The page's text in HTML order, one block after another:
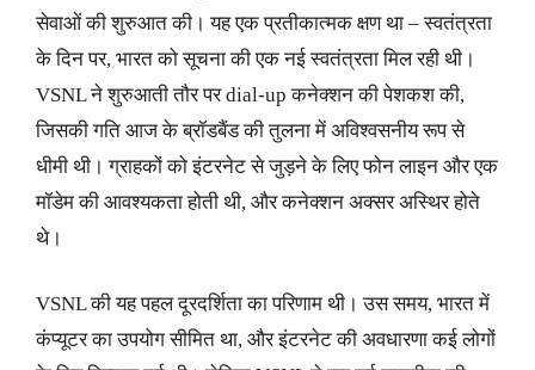
सेवाओं की शुरुआत की। यह एक प्रतीकात्मक क्षण था – स्वतंत्रता
के दिन पर, भारत को सूचना की एक नई स्वतंत्रता मिल रही थी।
VSNL ने शुरुआती तौर पर dial-up कनेक्शन की पेशकश की,
जिसकी गति आज के ब्रॉडबैंड की तुलना में अविश्वसनीय रूप से
धीमी थी। ग्राहकों को इंटरनेट से जुड़ने के लिए फोन लाइन और एक
मॉडेम की आवश्यकता होती थी, और कनेक्शन अक्सर अस्थिर होते
थे।
VSNL की यह पहल दूरदर्शिता का परिणाम थी। उस समय, भारत में
कंप्यूटर का उपयोग सीमित था, और इंटरनेट की अवधारणा कई लोगों